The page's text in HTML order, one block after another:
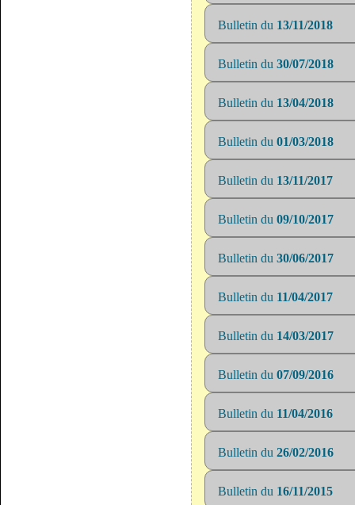
Bulletin du 13/11/2018
Bulletin du 30/07/2018
Bulletin du 13/04/2018
Bulletin du 01/03/2018
Bulletin du 13/11/2017
Bulletin du 09/10/2017
Bulletin du 30/06/2017
Bulletin du 11/04/2017
Bulletin du 14/03/2017
Bulletin du 07/09/2016
Bulletin du 11/04/2016
Bulletin du 26/02/2016
Bulletin du 16/11/2015